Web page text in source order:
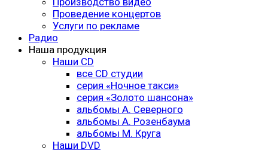
Проведение концертов
Услуги по рекламе
Радио
Наша продукция
Наши CD
все CD студии
серия «Ночное такси»
серия «Золото шансона»
альбомы А. Северного
альбомы А. Розенбаума
альбомы М. Круга
Наши DVD